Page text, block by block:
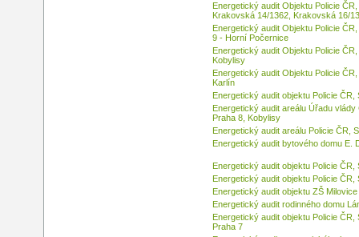
Energetický audit Objektu Policie
Krakovská 14/1362, Krakovská 16/
Energetický audit Objektu Policie
9 - Horní Počernice
Energetický audit Objektu Policie
Kobylisy
Energetický audit Objektu Policie
Karlín
Energetický audit objektu Policie
Energetický audit areálu Úřadu
Praha 8, Kobylisy
Energetický audit areálu Policie ČR,
Energetický audit bytového domu E.
Energetický audit objektu Policie
Energetický audit objektu Policie
Energetický audit objektu ZŠ Milovice
Energetický audit rodinného domu
Energetický audit objektu Policie
Praha 7